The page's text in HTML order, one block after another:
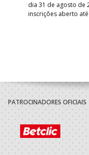
dia 31 de agosto de
inscrições aberto
PATROCINADORES OFICIAIS